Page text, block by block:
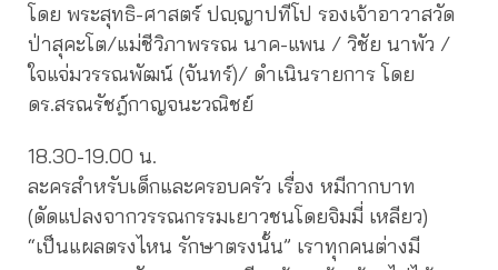
โดย พระสุทธิ-ศาสตร์ ปญฺญาปทีโป รองเจ้าอาวาสวัด
ป่าสุคะโต/แม่ชีวิภาพรรณ นาค-แพน / วิชัย นาพัว /
ใจแจ่มวรรณพัฒน์ (จันทร์)/ ดำเนินรายการ โดย
ดร.สรณรัชฎ์กาญจนะวณิชย์
18.30-19.00 น.
ละครสำหรับเด็กและครอบครัว เรื่อง หมีกากบาท
(ดัดแปลงจากวรรณกรรมเยาวชนโดยจิมมี่ เหลียว)
“เป็นแผลตรงไหน รักษาตรงนั้น” เราทุกคนต่างมี